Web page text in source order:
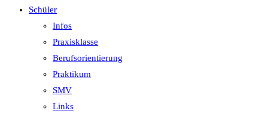
Schüler
Infos
Praxisklasse
Berufsorientierung
Praktikum
SMV
Links